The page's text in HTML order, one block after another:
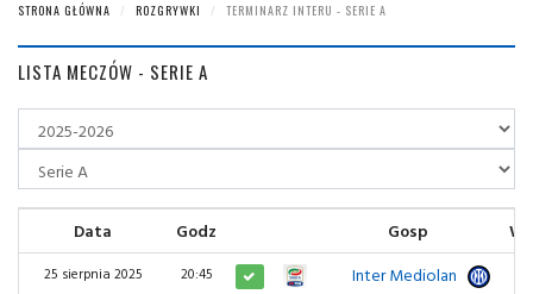
STRONA GŁÓWNA ROZGRYWKI TERMINARZ INTERU - SERIE A
LISTA MECZÓW - SERIE A
Data Godz Gosp
25 sierpnia 2025 20:45 Inter Mediolan